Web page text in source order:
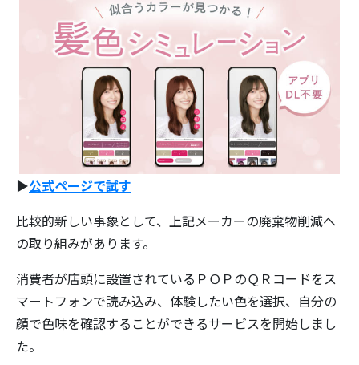
▶公式ページで試す
比較的新しい事象として、上記メーカーの廃棄物削減へ
の取り組みがあります。
消費者が店頭に設置されているＰＯＰのＱＲコードをス
マートフォンで読み込み、体験したい色を選択、自分の
顔で色味を確認することができるサービスを開始しまし
た。